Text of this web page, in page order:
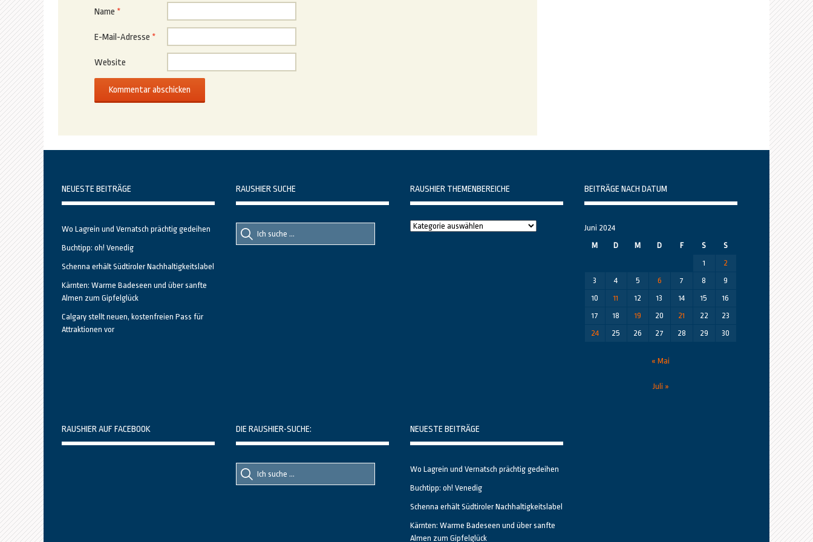
Name *
E-Mail-Adresse *
Website
NEUESTE BEITRÄGE
Wo Lagrein und Vernatsch prächtig gedeihen
Buchtipp: oh! Venedig
Schenna erhält Südtiroler Nachhaltigkeitslabel
Kärnten: Warme Badeseen und über sanfte
Almen zum Gipfelglück
Calgary stellt neuen, kostenfreien Pass für
Attraktionen vor
RAUSHIER SUCHE
Suche
nach::
Suche
nach:
RAUSHIER THEMENBEREICHE
Raushier
BEITRÄGE NACH DATUM
Juni 2024
M
D M D F S
S
1
2
3
4 5 6 7 8
9
10
11 12 13 14 15
16
17
18 19 20 21 22
23
24
25 26 27 28 29 30
« Mai
Juli »
RAUSHIER AUF FACEBOOK DIE RAUSHIER-SUCHE:
Suche
nach::
Suche
nach:
NEUESTE BEITRÄGE
Wo Lagrein und Vernatsch prächtig gedeihen
Buchtipp: oh! Venedig
Schenna erhält Südtiroler Nachhaltigkeitslabel
Kärnten: Warme Badeseen und über sanfte
Almen zum Gipfelglück